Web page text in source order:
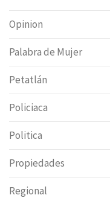
Opinion
Palabra de Mujer
Petatlán
Policiaca
Politica
Propiedades
Regional